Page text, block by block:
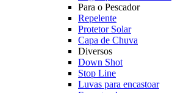
Para o Pescador
Repelente
Protetor Solar
Capa de Chuva
Diversos
Down Shot
Stop Line
Luvas para encastoar